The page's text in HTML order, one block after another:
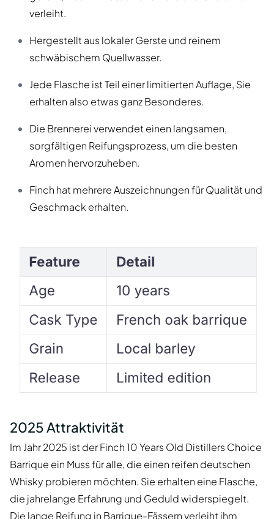
verleiht.
Hergestellt aus lokaler Gerste und reinem
schwäbischem Quellwasser.
Jede Flasche ist Teil einer limitierten Auflage, Sie
erhalten also etwas ganz Besonderes.
Die Brennerei verwendet einen langsamen,
sorgfältigen Reifungsprozess, um die besten
Aromen hervorzuheben.
Finch hat mehrere Auszeichnungen für Qualität und
Geschmack erhalten.
2025 Attraktivität
Im Jahr 2025 ist der Finch 10 Years Old Distillers Choice
Barrique ein Muss für alle, die einen reifen deutschen
Whisky probieren möchten. Sie erhalten eine Flasche,
die jahrelange Erfahrung und Geduld widerspiegelt.
Die lange Reifung in Barrique-Fässern verleiht ihm